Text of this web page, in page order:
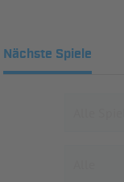
Nächste Spiele